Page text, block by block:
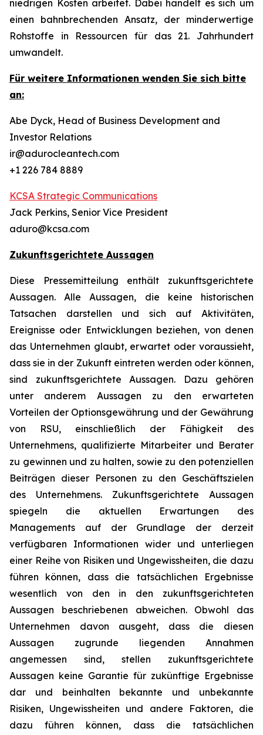
niedrigen Kosten arbeitet. Dabei handelt es sich um
einen bahnbrechenden Ansatz, der minderwertige
Rohstoffe in Ressourcen für das 21. Jahrhundert
umwandelt.
Für weitere Informationen wenden Sie sich bitte
an:
Abe Dyck, Head of Business Development and
Investor Relations
ir@adurocleantech.com
+1 226 784 8889
KCSA Strategic Communications
Jack Perkins, Senior Vice President
aduro@kcsa.com
Zukunftsgerichtete Aussagen
Diese Pressemitteilung enthält zukunftsgerichtete
Aussagen. Alle Aussagen, die keine historischen
Tatsachen darstellen und sich auf Aktivitäten,
Ereignisse oder Entwicklungen beziehen, von denen
das Unternehmen glaubt, erwartet oder voraussieht,
dass sie in der Zukunft eintreten werden oder können,
sind zukunftsgerichtete Aussagen. Dazu gehören
unter anderem Aussagen zu den erwarteten
Vorteilen der Optionsgewährung und der Gewährung
von RSU, einschließlich der Fähigkeit des
Unternehmens, qualifizierte Mitarbeiter und Berater
zu gewinnen und zu halten, sowie zu den potenziellen
Beiträgen dieser Personen zu den Geschäftszielen
des Unternehmens. Zukunftsgerichtete Aussagen
spiegeln die aktuellen Erwartungen des
Managements auf der Grundlage der derzeit
verfügbaren Informationen wider und unterliegen
einer Reihe von Risiken und Ungewissheiten, die dazu
führen können, dass die tatsächlichen Ergebnisse
wesentlich von den in den zukunftsgerichteten
Aussagen beschriebenen abweichen. Obwohl das
Unternehmen davon ausgeht, dass die diesen
Aussagen zugrunde liegenden Annahmen
angemessen sind, stellen zukunftsgerichtete
Aussagen keine Garantie für zukünftige Ergebnisse
dar und beinhalten bekannte und unbekannte
Risiken, Ungewissheiten und andere Faktoren, die
dazu führen können, dass die tatsächlichen